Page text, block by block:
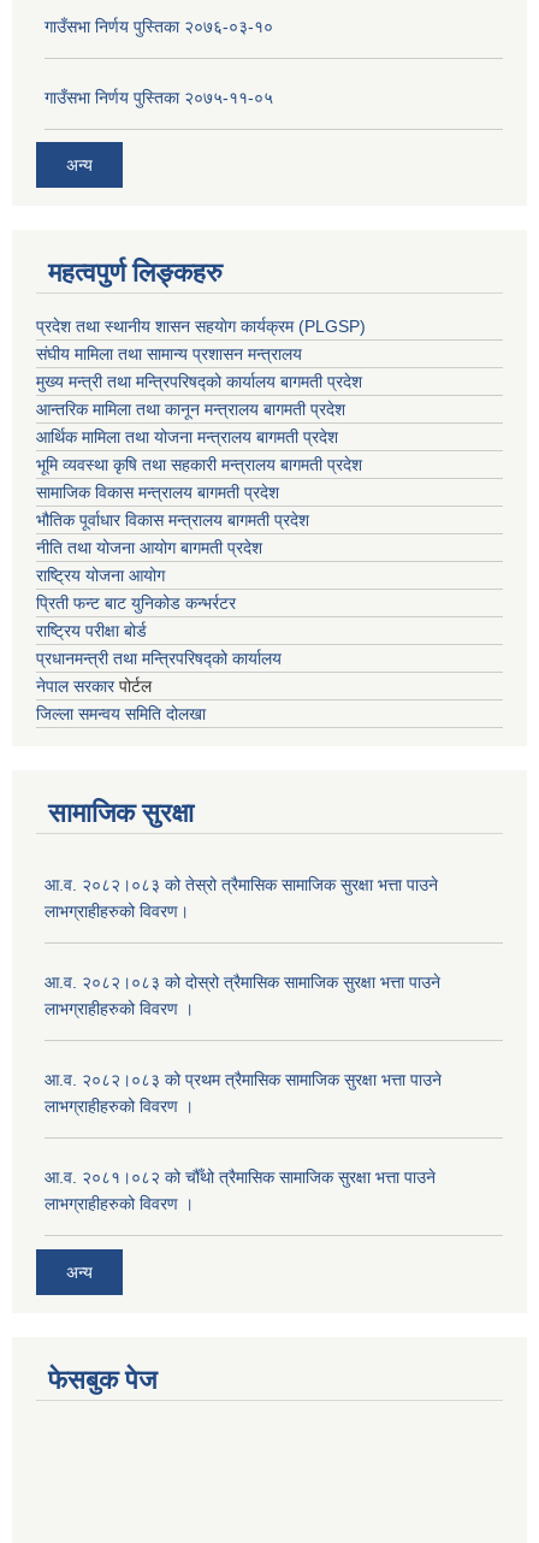
गाउँसभा निर्णय पुस्तिका २०७६-०३-१०
गाउँसभा निर्णय पुस्तिका २०७५-११-०५
अन्य
महत्वपुर्ण लिङ्कहरु
प्रदेश तथा स्थानीय शासन सहयाेग कार्यक्रम (PLGSP)
संघीय मामिला तथा सामान्य प्रशासन मन्त्रालय
मुख्य मन्त्री तथा मन्त्रिपरिषद्को कार्यालय बागमती प्रदेश
आन्तरिक मामिला तथा कानून मन्त्रालय बागमती प्रदेश
आर्थिक मामिला तथा योजना मन्त्रालय बागमती प्रदेश
भूमि व्यवस्था कृषि तथा सहकारी मन्त्रालय बागमती प्रदेश
सामाजिक विकास मन्त्रालय बागमती प्रदेश
भौतिक पूर्वाधार विकास मन्त्रालय बागमती प्रदेश
नीति तथा योजना आयोग बागमती प्रदेश
राष्ट्रिय योजना आयोग
प्रिती फन्ट बाट युनिकोड कन्भर्रटर
राष्ट्रिय परीक्षा बोर्ड
प्रधानमन्त्री तथा मन्त्रिपरिषद्को कार्यालय
नेपाल सरकारपोर्टल
जिल्ला समन्वय समिति दोलखा
सामाजिक सुरक्षा
आ.व. २०८२।०८३ को तेस्रो त्रैमासिक सामाजिक सुरक्षा भत्ता पाउने
लाभग्राहीहरुको विवरण।
आ.व. २०८२।०८३ को दोस्रो त्रैमासिक सामाजिक सुरक्षा भत्ता पाउने
लाभग्राहीहरुको विवरण ।
आ.व. २०८२।०८३ को प्रथम त्रैमासिक सामाजिक सुरक्षा भत्ता पाउने
लाभग्राहीहरुको विवरण ।
आ.व. २०८१।०८२ को चौँथो त्रैमासिक सामाजिक सुरक्षा भत्ता पाउने
लाभग्राहीहरुको विवरण ।
अन्य
फेसबुक पेज